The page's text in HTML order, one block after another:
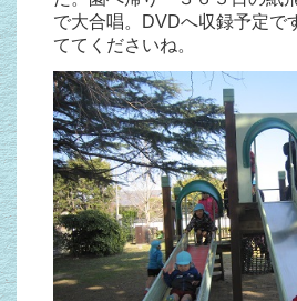
で大合唱。DVDへ収録予定で
ててくださいね。